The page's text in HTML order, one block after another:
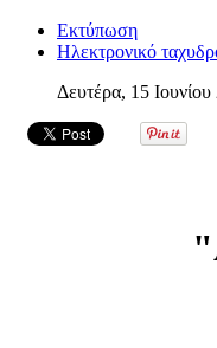
Εκτύπωση
Ηλεκτρονικό
Δευτέρα, 15